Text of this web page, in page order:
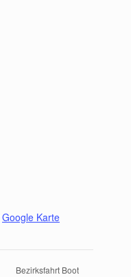
Google Karte
Bezirksfahrt Boot